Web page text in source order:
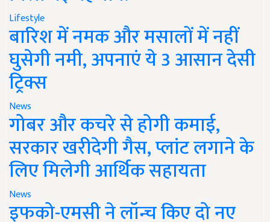
Lifestyle
बारिश में नमक और मसालों में नहीं
घुसेगी नमी, अपनाएं ये 3 आसान देसी
ट्रिक्स
News
गोबर और कचरे से होगी कमाई,
सरकार खरीदेगी गैस, प्लांट लगाने के
लिए मिलेगी आर्थिक सहायता
News
इफको-एमसी ने लॉन्च किए दो नए